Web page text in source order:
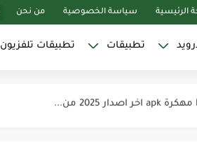
الرئيسية سياسة الخصوصية من نحن
تطبيقات تطبيقات تلفزيون